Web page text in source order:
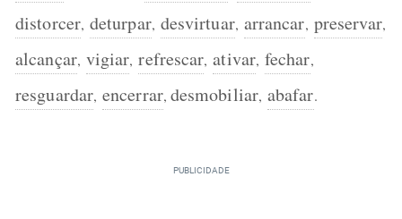
distorcer, deturpar, desvirtuar, arrancar, preservar,
alcançar, vigiar, refrescar, ativar, fechar,
resguardar, encerrar, desmobiliar, abafar.